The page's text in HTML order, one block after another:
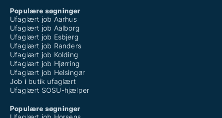
Populære søgninger
Ufaglært job Aarhus
Ufaglært job Aalborg
Ufaglært job Esbjerg
Ufaglært job Randers
Ufaglært job Kolding
Ufaglært job Hjørring
Ufaglært job Helsingør
Job i butik ufaglært
Ufaglært SOSU-hjælper
Populære søgninger